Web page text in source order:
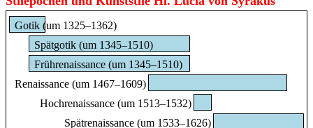
Nur hier
Quirizio di Giovanni da Murano
Renaissance (Italien) , Renaissance (Venedig)
Simone dei Crocifissi (Simone di Filippo Benvenuti)
um 1330 Bologna - 1399 Bologna
Gotik (Italien) , Gotik (Bologna)
Tilman Riemenschneider (Umkreis)
um 1460 Heiligenstadt - 1531 Würzburg
Spätgotik (Deutschland) , Spätgotik (Würzburg) ,
Prag, Nationalgalerie im Palais Schwarzenberg
Prag, Nationalgalerie im Palais Sternberg
Schwäbisch Hall, Johanniterkirche, Alte Meister in der Sammlung
Würth
Turin, Galleria Sabauda
Gotik (um 1325–1362)
Spätgotik (um 1345–1510)
Frührenaissance (um 1345–1510)
Renaissance (um 1467–1609)
Hochrenaissance (um 1513–1532)
Spätrenaissance (um 1533–1626)